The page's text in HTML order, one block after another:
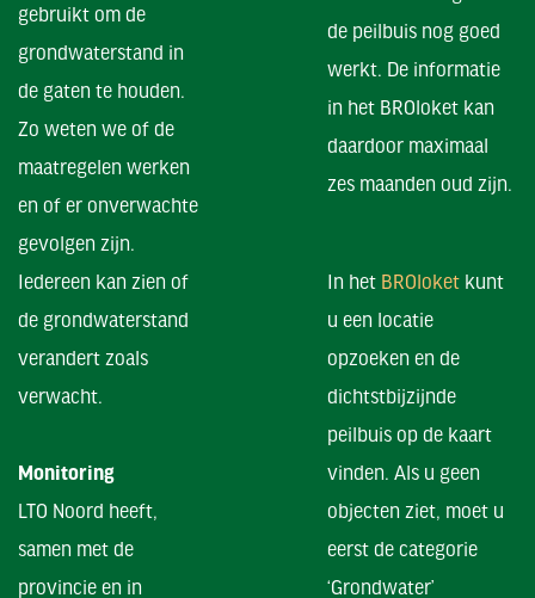
gebruikt om de
grondwaterstand in
de gaten te houden.
Zo weten we of de
maatregelen werken
en of er onverwachte
gevolgen zijn.
Iedereen kan zien of
de grondwaterstand
verandert zoals
verwacht.
Monitoring
LTO Noord heeft,
samen met de
provincie en in
de peilbuis nog goed
werkt. De informatie
in het BROloket kan
daardoor maximaal
zes maanden oud zijn.
In het BROloket kunt
u een locatie
opzoeken en de
dichtstbijzijnde
peilbuis op de kaart
vinden. Als u geen
objecten ziet, moet u
eerst de categorie
‘Grondwater’